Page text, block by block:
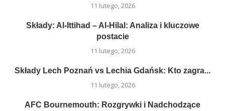
11 lutego, 2026
Składy: Al-Ittihad – Al-Hilal: Analiza i kluczowe
postacie
11 lutego, 2026
Składy Lech Poznań vs Lechia Gdańsk: Kto zagra...
11 lutego, 2026
AFC Bournemouth: Rozgrywki i Nadchodzące